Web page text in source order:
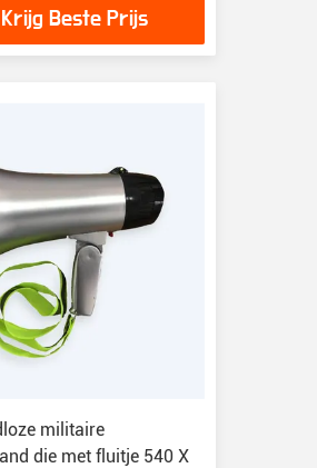
Krijg Beste Prijs
militaire
die met fluitje 540 X